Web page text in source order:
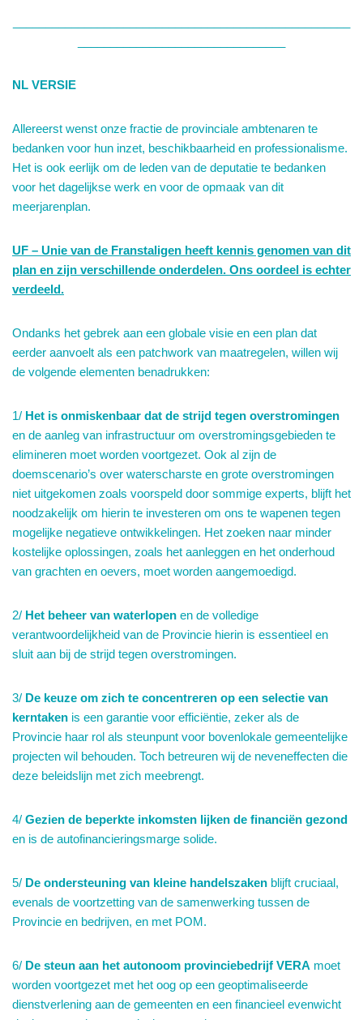
NL VERSIE
Allereerst wenst onze fractie de provinciale ambtenaren te
bedanken voor hun inzet, beschikbaarheid en professionalisme.
Het is ook eerlijk om de leden van de deputatie te bedanken
voor het dagelijkse werk en voor de opmaak van dit
meerjarenplan.
UF – Unie van de Franstaligen heeft kennis genomen van dit
plan en zijn verschillende onderdelen. Ons oordeel is echter
verdeeld.
Ondanks het gebrek aan een globale visie en een plan dat
eerder aanvoelt als een patchwork van maatregelen, willen wij
de volgende elementen benadrukken:
1/ Het is onmiskenbaar dat de strijd tegen overstromingen
en de aanleg van infrastructuur om overstromingsgebieden te
elimineren moet worden voortgezet. Ook al zijn de
doemscenario’s over waterscharste en grote overstromingen
niet uitgekomen zoals voorspeld door sommige experts, blijft het
noodzakelijk om hierin te investeren om ons te wapenen tegen
mogelijke negatieve ontwikkelingen. Het zoeken naar minder
kostelijke oplossingen, zoals het aanleggen en het onderhoud
van grachten en oevers, moet worden aangemoedigd.
2/ Het beheer van waterlopen en de volledige
verantwoordelijkheid van de Provincie hierin is essentieel en
sluit aan bij de strijd tegen overstromingen.
3/ De keuze om zich te concentreren op een selectie van
kerntaken is een garantie voor efficiëntie, zeker als de
Provincie haar rol als steunpunt voor bovenlokale gemeentelijke
projecten wil behouden. Toch betreuren wij de neveneffecten die
deze beleidslijn met zich meebrengt.
4/ Gezien de beperkte inkomsten lijken de financiën gezond
en is de autofinancieringsmarge solide.
5/ De ondersteuning van kleine handelszaken blijft cruciaal,
evenals de voortzetting van de samenwerking tussen de
Provincie en bedrijven, en met POM.
6/ De steun aan het autonoom provinciebedrijf VERA moet
worden voortgezet met het oog op een geoptimaliseerde
dienstverlening aan de gemeenten en een financieel evenwicht